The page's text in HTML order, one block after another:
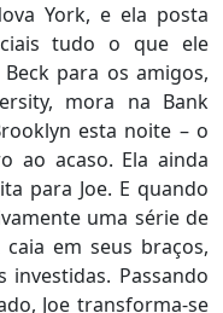
York, e ela posta
tudo o que ele
para os amigos,
mora na Bank
esta noite – o
ao acaso. Ela ainda
para Joe. E quando
uma série de
em seus braços,
investidas. Passando
Joe transforma-se